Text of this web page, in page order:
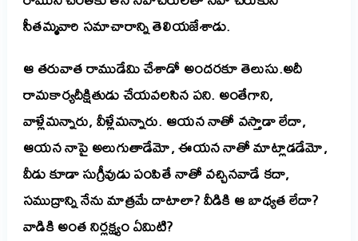
సీతమ్మవారి సమాచారాన్ని తెలియజేశాడు.
ఆ తరువాత రాముడేమి చేశాడో అందరకూ తెలుసు.అదీ
రామకార్యదీక్షితుడు చేయవలసిన పని. అంతేగాని,
వాళ్లేమన్నారు, వీళ్లేమన్నారు. ఆయన నాతో వస్తాడా లేదా,
ఆయన నాపై అలుగుతాడేమో, ఈయన నాతో మాట్లాడడేమో,
వీడు కూడా సుగ్రీవుడు పంపితే నాతో వచ్చినవాడే కదా,
సముద్రాన్ని నేను మాత్రమే దాటాలా? వీడికి ఆ బాధ్యత లేదా?
వాడికి అంత నిర్లక్ష్యం ఏమిటి?